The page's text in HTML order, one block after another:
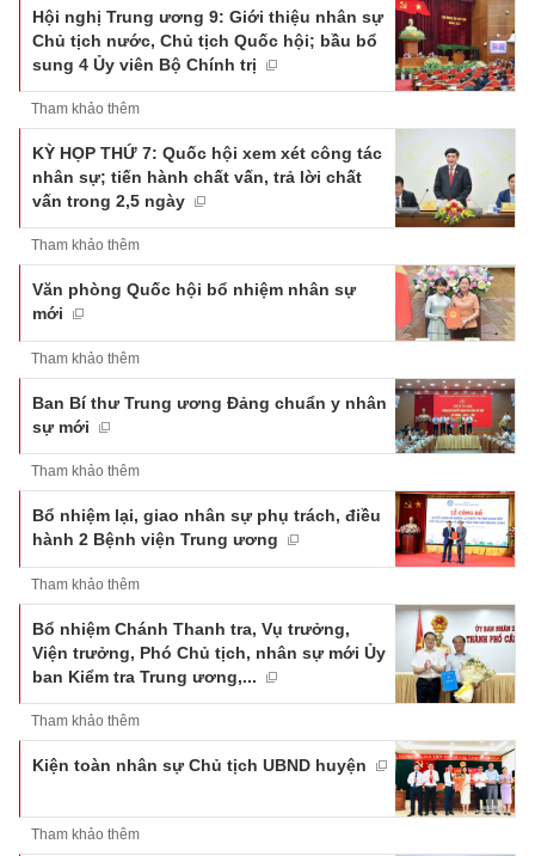
Hội nghị Trung ương 9: Giới thiệu nhân sự
Chủ tịch nước, Chủ tịch Quốc hội; bầu bổ
sung 4 Ủy viên Bộ Chính trị
Tham khảo thêm
KỲ HỌP THỨ 7: Quốc hội xem xét công tác
nhân sự; tiến hành chất vấn, trả lời chất
vấn trong 2,5 ngày
Tham khảo thêm
Văn phòng Quốc hội bổ nhiệm nhân sự
mới
Tham khảo thêm
Ban Bí thư Trung ương Đảng chuẩn y nhân
sự mới
Tham khảo thêm
Bổ nhiệm lại, giao nhân sự phụ trách, điều
hành 2 Bệnh viện Trung ương
Tham khảo thêm
Bổ nhiệm Chánh Thanh tra, Vụ trưởng,
Viện trưởng, Phó Chủ tịch, nhân sự mới Ủy
ban Kiểm tra Trung ương,...
Tham khảo thêm
Kiện toàn nhân sự Chủ tịch UBND huyện
Tham khảo thêm